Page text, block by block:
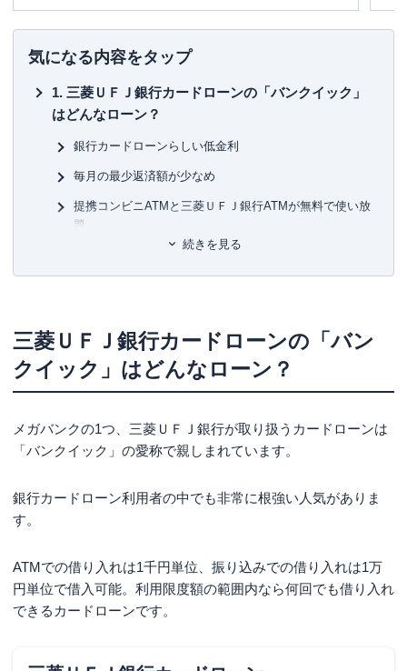
ノ演奏、甲子園を目指す長男の高校野球応援など。
カナヘイのピスケ＆うさぎグッズを大量コレクト中。
め
気になる内容をタップ
三菱ＵＦＪ銀行カードローンの「バンクイック」
はどんなローン？
銀行カードローンらしい低金利
毎月の最少返済額が少なめ
提携コンビニATMと三菱ＵＦＪ銀行ATMが無料で使い放
題
三菱ＵＦＪ銀行カードローン「バンクイック」を
他社のカードローンと徹底比較！
つのデメリット
バンクイックの口コミや評判
三菱ＵＦＪ銀行カードローン「バンクイック」の
バンクイックの仮審査通ったら大丈夫？
認実施内容
申込受付時間（インターネット・電話）
問い合わせ時間
続きを見る
三菱ＵＦＪ銀行カードローンの「バン
クイック」はどんなローン？
メガバンクの1つ、三菱ＵＦＪ銀行が取り扱うカードローンは
「バンクイック」の愛称で親しまれています。
銀行カードローン利用者の中でも非常に根強い人気がありま
す。
ATMでの借り入れは1千円単位、振り込みでの借り入れは1万
円単位で借入可能。利用限度額の範囲内なら何回でも借り入れ
できるカードローンです。